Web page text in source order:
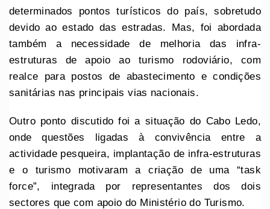
determinados pontos turísticos do país, sobretudo
devido ao estado das estradas. Mas, foi abordada
também a necessidade de melhoria das infra-
estruturas de apoio ao turismo rodoviário, com
realce para postos de abastecimento e condições
sanitárias nas principais vias nacionais.
Outro ponto discutido foi a situação do Cabo Ledo,
onde questões ligadas à convivência entre a
actividade pesqueira, implantação de infra-estruturas
e o turismo motivaram a criação de uma “task
force”, integrada por representantes dos dois
sectores que com apoio do Ministério do Turismo.